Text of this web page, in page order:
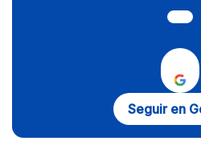
Seguir en